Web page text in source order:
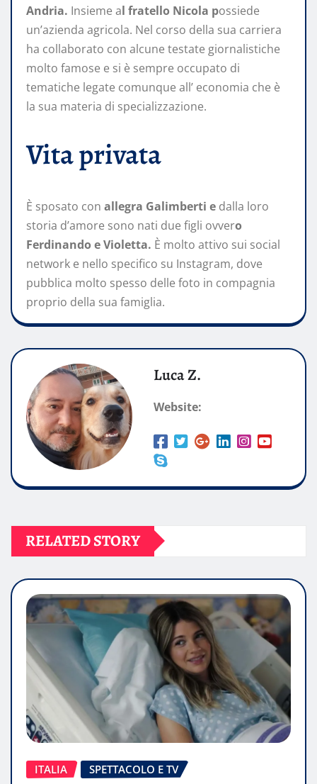
Andria. Insieme al fratello Nicola possiede
un’azienda agricola. Nel corso della sua carriera
ha collaborato con alcune testate giornalistiche
molto famose e si è sempre occupato di
tematiche legate comunque all’ economia che è
la sua materia di specializzazione.
Vita privata
È sposato con allegra Galimberti e dalla loro
storia d’amore sono nati due figli ovvero
Ferdinando e Violetta. È molto attivo sui social
network e nello specifico su Instagram, dove
pubblica molto spesso delle foto in compagnia
proprio della sua famiglia.
Luca Z.
Website:
RELATED STORY
ITALIA SPETTACOLO E TV